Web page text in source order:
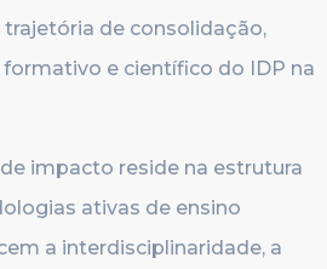
de consolidação,
e científico do IDP na
impacto reside na estrutura
ativas de ensino
a interdisciplinaridade, a